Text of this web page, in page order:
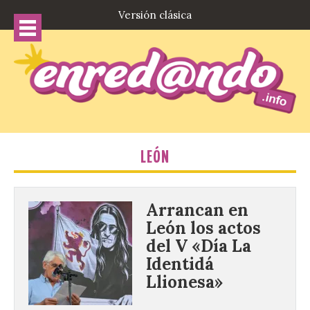
Versión clásica
LEÓN
Arrancan en
León los actos
del V «Día La
Identidá
Llionesa»